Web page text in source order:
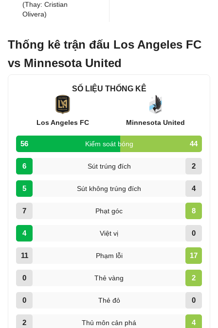
(Thay: Cristian
Olivera)
Thống kê trận đấu Los Angeles FC
vs Minnesota United
SỐ LIỆU THỐNG KÊ
Los Angeles FC Minnesota United
56 Kiểm soát bóng 44
6 Sút trúng đích 2
5 Sút không trúng đích 4
7 Phạt góc 8
4 Việt vị 0
11 Phạm lỗi 17
0 Thẻ vàng 2
0 Thẻ đỏ 0
2 Thủ môn cản phá 4